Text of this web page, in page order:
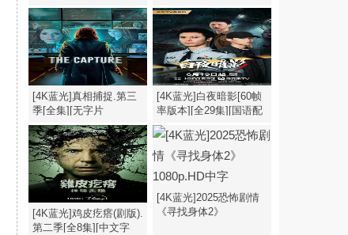
幕].Still.Shining.S01.1080p文字
幕].My.Destiny.S01.2026.2160p
[4K蓝光]真相捕捉.第三
季[全集][无字片
源].The.Capture.S03.1080p
[4K蓝光]白夜暗影[60帧
率版本][全29集][国语配
音/中文字
幕].2026.2160p
[4K蓝光]鸡皮疙瘩(剧版).
第二季[全8集][中文字
[4K蓝光]2025恐怖剧情
《寻找身体2》